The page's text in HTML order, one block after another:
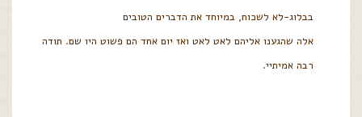
בבלוג-לא לשכוח, במיוחד את הדברים הטובים
אלה שהגענו אליהם לאט לאט ואז יום אחד הם פשוט היו שם. תודה
רבה אמיתיי.